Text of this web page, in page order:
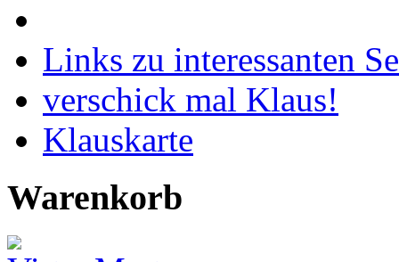
Links zu interessanten
verschick mal Klaus!
Klauskarte
Warenkorb